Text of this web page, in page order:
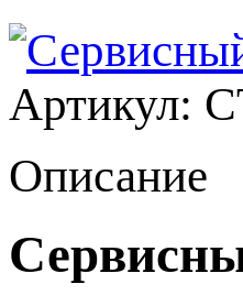
Артикул:
Описание